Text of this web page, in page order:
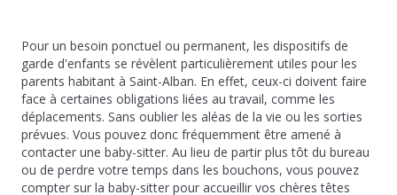
Pour un besoin ponctuel ou permanent, les dispositifs de
garde d'enfants se révèlent particulièrement utiles pour les
parents habitant à Saint-Alban. En effet, ceux-ci doivent faire
face à certaines obligations liées au travail, comme les
déplacements. Sans oublier les aléas de la vie ou les sorties
prévues. Vous pouvez donc fréquemment être amené à
contacter une baby-sitter. Au lieu de partir plus tôt du bureau
ou de perdre votre temps dans les bouchons, vous pouvez
compter sur la baby-sitter pour accueillir vos chères têtes